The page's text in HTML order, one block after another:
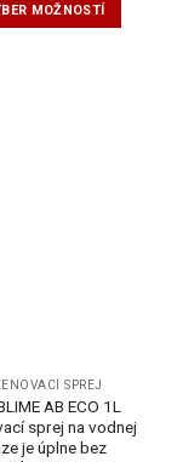
MOŽNOSTÍ
SPREJ
AB ECO 1L
sprej na vodnej
je úplne bez